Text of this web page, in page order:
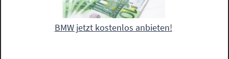
BMW jetzt kostenlos anbieten!